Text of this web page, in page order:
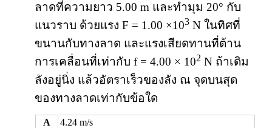
ลาดที่ความยาว 5.00 m และทำมุม 20° กับ
แนวราบ ด้วยแรง F = 1.00 ×103N ในทิศที่
ขนานกับทางลาด และแรงเสียดทานที่ต้าน
การเคลื่อนที่เท่ากับ f = 4.00 × 102N ถ้าเดิม
ลังอยู่นิ่ง แล้วอัตราเร็วของลัง ณ จุดบนสุด
ของทางลาดเท่ากับข้อใด
A
4.24 m/s